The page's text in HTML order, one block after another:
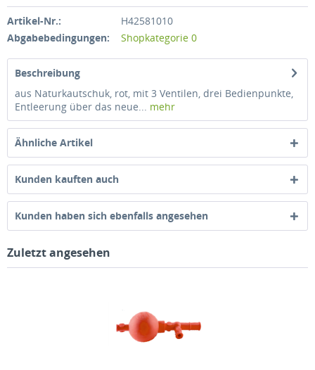
Artikel-Nr.:
H42581010
Abgabebedingungen:
Shopkategorie 0
Beschreibung
aus Naturkautschuk, rot, mit 3 Ventilen, drei Bedienpunkte,
Entleerung über das neue... mehr
Ähnliche Artikel
Kunden kauften auch
Kunden haben sich ebenfalls angesehen
Zuletzt angesehen